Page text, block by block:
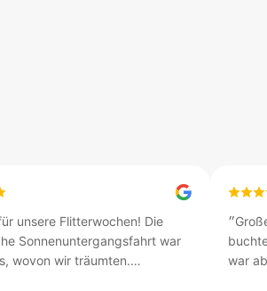
unsere Flitterwochen! Die
Sonnenuntergangsfahrt war
wovon wir träumten.
״
war